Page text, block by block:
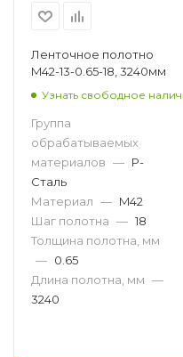
Ленточное полотно
M42-13-0.65-18, 3240мм
Узнать свободное
Группа
обрабатываемых
материалов — P-
Сталь
Материал — M42
Шаг полотна — 18
Толщина полотна, мм
— 0.65
Длина полотна, мм —
3240